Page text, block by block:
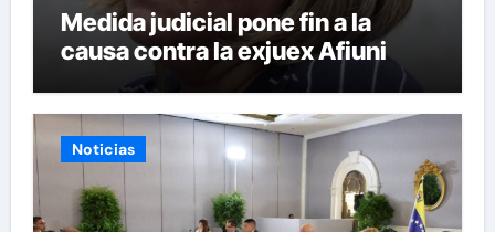
Medida judicial pone fin a la
causa contra la exjuex Afiuni
Noticias